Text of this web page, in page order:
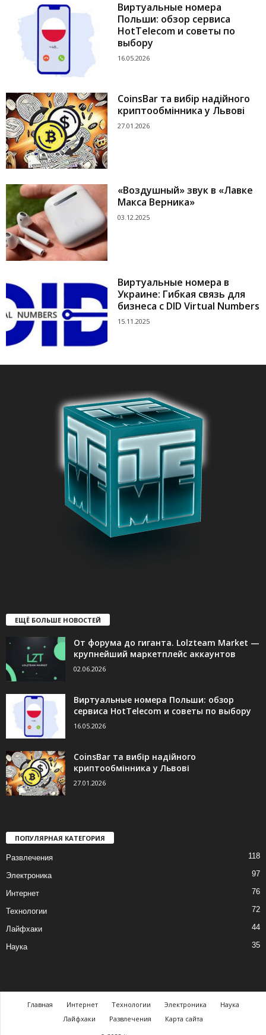
Виртуальные номера
Польши: обзор сервиса
HotTelecom и советы по
выбору
16.05.2026
CoinsBar та вибір надійного
криптообмінника у Львові
27.01.2026
«Воздушный» звук в «Лавке
Макса Верника»
03.12.2025
Виртуальные номера в
Украине: Гибкая связь для
бизнеса с DID Virtual Numbers
15.11.2025
ЕЩЁ БОЛЬШЕ НОВОСТЕЙ
От форума до гиганта. Lolzteam Market —
крупнейший маркетплейс аккаунтов
02.06.2026
Виртуальные номера Польши: обзор
сервиса HotTelecom и советы по выбору
16.05.2026
CoinsBar та вибір надійного
криптообмінника у Львові
27.01.2026
ПОПУЛЯРНАЯ КАТЕГОРИЯ
Развлечения 118
Электроника 97
Интернет 76
Технологии 72
Лайфхаки 44
Наука 35
Главная Интернет Технологии Электроника
Наука
Лайфхаки
Развлечения
Карта сайта